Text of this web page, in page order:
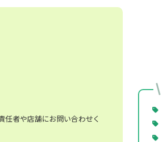
者や店舗にお問い合わせく